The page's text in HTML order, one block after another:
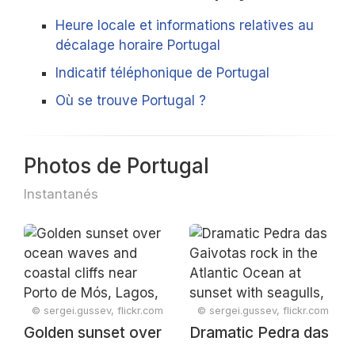
Heure locale et informations relatives au
décalage horaire Portugal
Indicatif téléphonique de Portugal
Où se trouve Portugal ?
Photos de Portugal
Instantanés
© sergei.gussev, flickr.com
Golden sunset over
© sergei.gussev, flickr.com
Dramatic Pedra das